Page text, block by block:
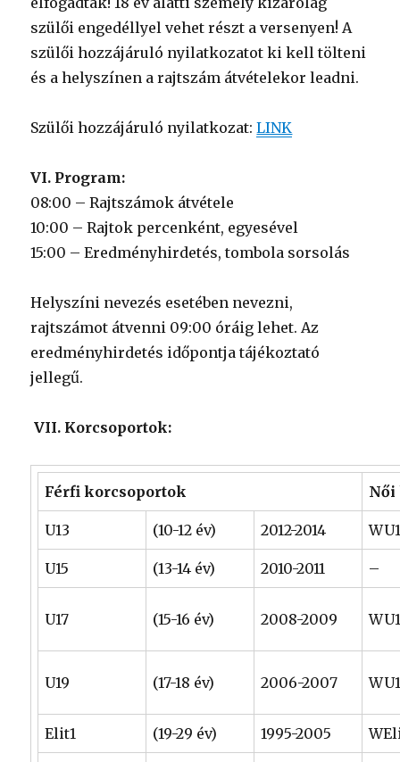
szülői engedéllyel vehet részt a versenyen! A
szülői hozzájáruló nyilatkozatot ki kell tölteni
és a helyszínen a rajtszám átvételekor leadni.
Szülői hozzájáruló nyilatkozat:LINK
VI. Program:
08:00 – Rajtszámok átvétele
10:00 – Rajtok percenként, egyesével
15:00 – Eredményhirdetés, tombola sorsolás
Helyszíni nevezés esetében nevezni,
rajtszámot átvenni 09:00 óráig lehet. Az
eredményhirdetés időpontja tájékoztató
jellegű.
VII. Korcsoportok:
Férfi korcsoportok Női
U13 (10-12 év) 2012-2014
U15 (13-14 év) 2010-2011 –
U17 (15-16 év) 2008-2009
U19 (17-18 év) 2006-2007
Elit1 (19-29 év) 1995-2005